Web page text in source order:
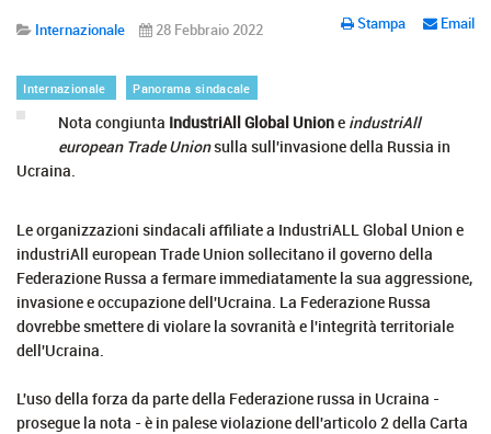
Stampa Email
Internazionale 28 Febbraio 2022
Internazionale Panorama sindacale
Nota congiunta IndustriAll Global Unione industriAll
european Trade Unionsulla sull'invasione della Russia in
Ucraina.
Le organizzazioni sindacali affiliate a IndustriALL Global Union e
industriAll european Trade Union sollecitano il governo della
Federazione Russa a fermare immediatamente la sua aggressione,
invasione e occupazione dell'Ucraina. La Federazione Russa
dovrebbe smettere di violare la sovranità e l'integrità territoriale
dell'Ucraina.
L'uso della forza da parte della Federazione russa in Ucraina -
prosegue la nota - è in palese violazione dell'articolo 2 della Carta